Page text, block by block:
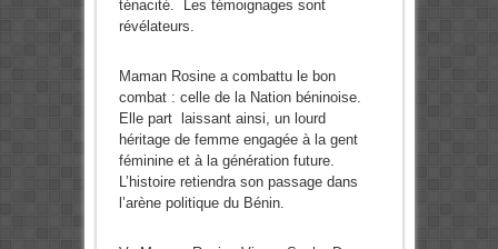
ténacité. Les témoignages sont
révélateurs.
Maman Rosine a combattu le bon
combat : celle de la Nation béninoise.
Elle part laissant ainsi, un lourd
héritage de femme engagée à la gent
féminine et à la génération future.
L’histoire retiendra son passage dans
l’arène politique du Bénin.